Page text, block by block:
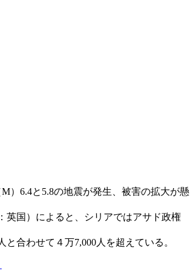
）6.4と5.8の地震が発生、被害の拡大が懸
英国）によると、シリアではアサド政権
合わせて４万7,000人を超えている。